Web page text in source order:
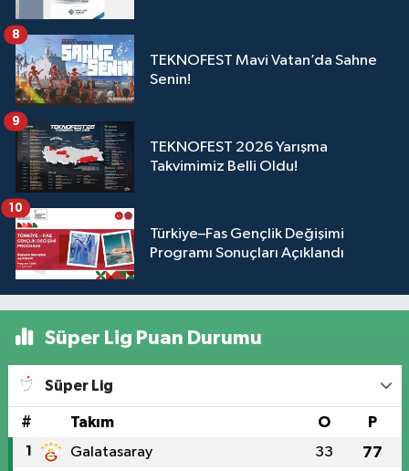
TEKNOFEST Mavi Vatan’da Sahne
Senin!
8
TEKNOFEST 2026 Yarışma
Takvimimiz Belli Oldu!
9
Türkiye–Fas Gençlik Değişimi
Programı Sonuçları Açıklandı
10
Süper Lig Puan Durumu
Süper Lig
# Takım O P
1 Galatasaray 33 77